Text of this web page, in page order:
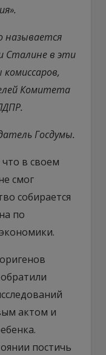
называется
Сталине в эти
Комитета
Госдумы.
в своем
смог
собирается
по
актом и
постичь